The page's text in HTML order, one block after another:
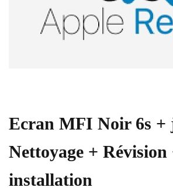
Ecran MFI Noir 6s +
Nettoyage + Révision
installation